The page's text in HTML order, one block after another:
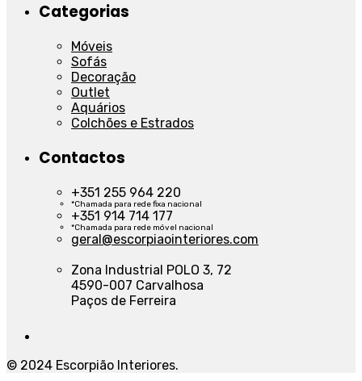
Categorias
Móveis
Sofás
Decoração
Outlet
Aquários
Colchões e Estrados
Contactos
+351 255 964 220
*Chamada para rede fixa nacional
+351 914 714 177
*Chamada para rede móvel nacional
geral@escorpiaointeriores.com
Zona Industrial POLO 3, 72
4590-007 Carvalhosa
Paços de Ferreira
© 2024 Escorpião Interiores.